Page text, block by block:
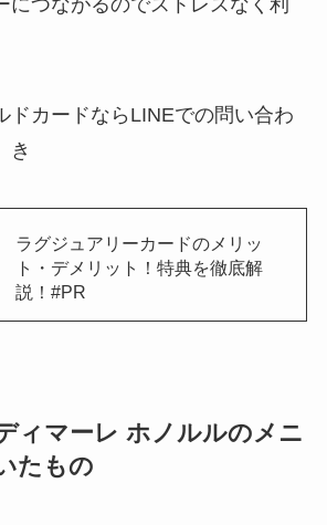
ドカードならLINEでの問い合わ
き
ラグジュアリーカードのメリッ
ト・デメリット！特典を徹底解
説！#PR
ィマーレ ホノルルのメニ
たもの